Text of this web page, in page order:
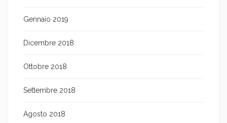
Gennaio 2019
Dicembre 2018
Ottobre 2018
Settembre 2018
Agosto 2018